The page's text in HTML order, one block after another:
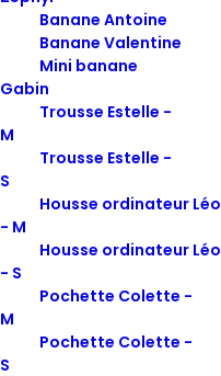
Banane Antoine
Banane Valentine
Mini banane
Gabin
Trousse Estelle -
M
Trousse Estelle -
S
Housse ordinateur Léo
- M
Housse ordinateur Léo
- S
Pochette Colette -
M
Pochette Colette -
S